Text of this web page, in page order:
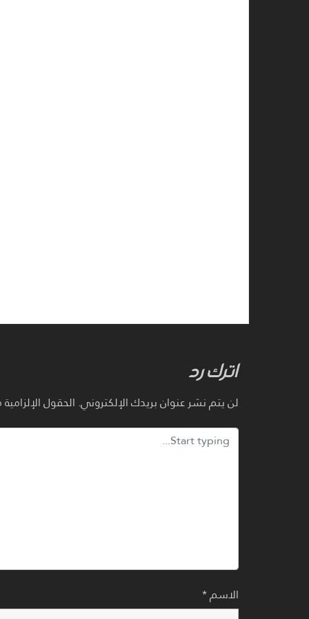
اترك رد
لن يتم نشر عنوان بريدك الإلكتروني. الحقول
الاسم*